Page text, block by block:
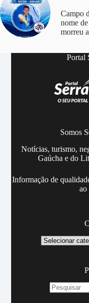
Campo
nome
morreu
Portal
Somos
Notícias, turismo,
Gaúcha e do
Informação de
ao
Categoria